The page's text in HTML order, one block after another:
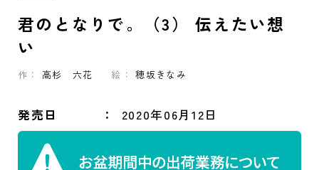
君のとなりで。（3） 伝えたい想
い
作： 高杉 六花 絵： 穂坂きなみ
発売日 2020年06月12日